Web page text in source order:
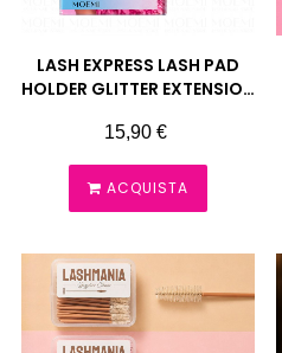
LASH EXPRESS LASH PAD
HOLDER GLITTER EXTENSION
Prezzo
15,90 €
ACQUISTA